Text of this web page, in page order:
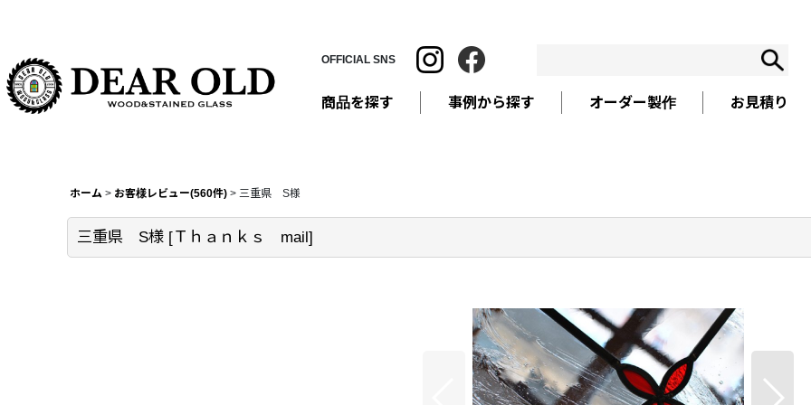
商品を探す 事例から探す オーダー製作 お見積り
OFFICIAL SNS
ホーム > お客様レビュー(560件) > 三重県 S様
三重県 S様 [Ｔｈａｎｋｓ mail]